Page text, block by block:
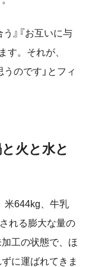
』『お互いに与
す。それが、
のです」とフィ
と火と水と
米644kg、牛乳
れる膨大な量の
工の状態で、ほ
に運ばれてきま